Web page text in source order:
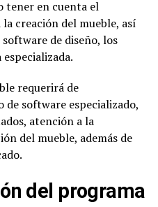
tener en cuenta el
creación del mueble, así
de diseño, los
requerirá de
de software especializado,
atención a la
del mueble, además de
del programa